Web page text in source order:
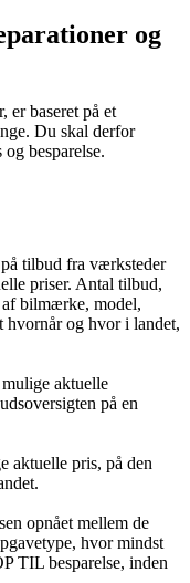
og
er baseret på et
Du skal derfor
besparelse.
på tilbud fra værksteder
priser. Antal tilbud,
af bilmærke, model,
hvornår og hvor i landet,
aktuelle
på en
pris, på den
opnået mellem de
hvor mindst
TIL besparelse, inden